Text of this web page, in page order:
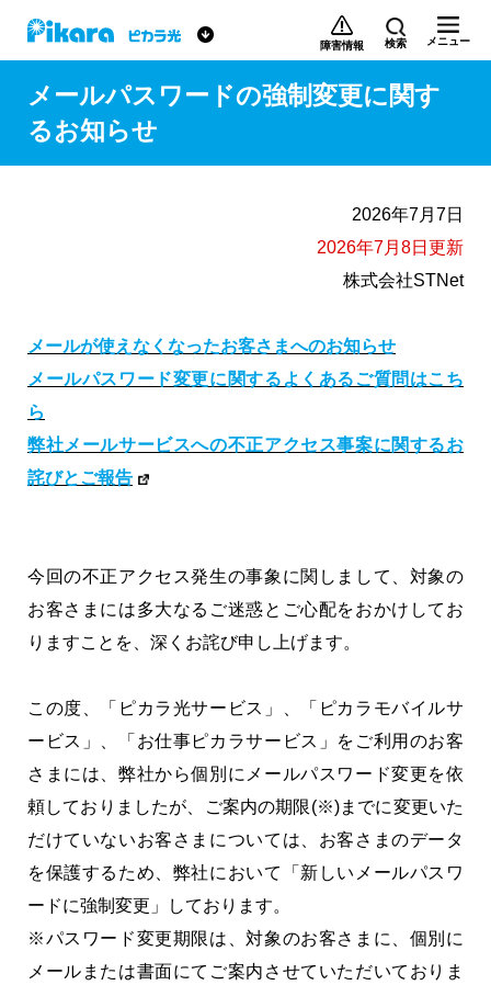
メニュー
障害情報 検索
メールパスワードの強制変更に関す
るお知らせ
2026年7月7日
2026年7月8日更新
株式会社STNet
メールが使えなくなったお客さまへのお知らせ
メールパスワード変更に関するよくあるご質問はこち
ら
弊社メールサービスへの不正アクセス事案に関するお
詫びとご報告
今回の不正アクセス発生の事象に関しまして、対象の
お客さまには多大なるご迷惑とご心配をおかけしてお
りますことを、深くお詫び申し上げます。
この度、「ピカラ光サービス」、「ピカラモバイルサ
ービス」、「お仕事ピカラサービス」をご利用のお客
さまには、弊社から個別にメールパスワード変更を依
頼しておりましたが、ご案内の期限(※)までに変更いた
だけていないお客さまについては、お客さまのデータ
を保護するため、弊社において「新しいメールパスワ
ードに強制変更」しております。
※パスワード変更期限は、対象のお客さまに、個別に
メールまたは書面にてご案内させていただいておりま